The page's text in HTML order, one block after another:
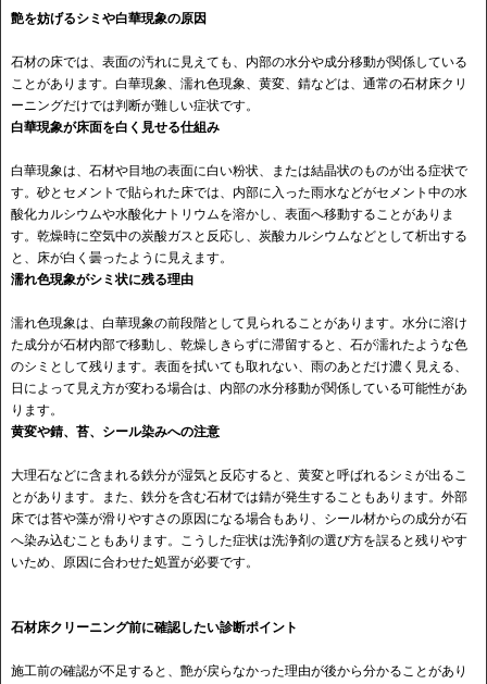
艶を妨げるシミや白華現象の原因
石材の床では、表面の汚れに見えても、内部の水分や成分移動が関係している
ことがあります。白華現象、濡れ色現象、黄変、錆などは、通常の石材床クリ
ーニングだけでは判断が難しい症状です。
白華現象が床面を白く見せる仕組み
白華現象は、石材や目地の表面に白い粉状、または結晶状のものが出る症状で
す。砂とセメントで貼られた床では、内部に入った雨水などがセメント中の水
酸化カルシウムや水酸化ナトリウムを溶かし、表面へ移動することがありま
す。乾燥時に空気中の炭酸ガスと反応し、炭酸カルシウムなどとして析出する
と、床が白く曇ったように見えます。
濡れ色現象がシミ状に残る理由
濡れ色現象は、白華現象の前段階として見られることがあります。水分に溶け
た成分が石材内部で移動し、乾燥しきらずに滞留すると、石が濡れたような色
のシミとして残ります。表面を拭いても取れない、雨のあとだけ濃く見える、
日によって見え方が変わる場合は、内部の水分移動が関係している可能性があ
ります。
黄変や錆、苔、シール染みへの注意
大理石などに含まれる鉄分が湿気と反応すると、黄変と呼ばれるシミが出るこ
とがあります。また、鉄分を含む石材では錆が発生することもあります。外部
床では苔や藻が滑りやすさの原因になる場合もあり、シール材からの成分が石
へ染み込むこともあります。こうした症状は洗浄剤の選び方を誤ると残りやす
いため、原因に合わせた処置が必要です。
石材床クリーニング前に確認したい診断ポイント
施工前の確認が不足すると、艶が戻らなかった理由が後から分かることがあり